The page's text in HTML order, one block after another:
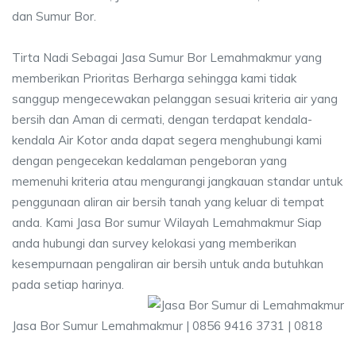
dan Sumur Bor.
Tirta Nadi Sebagai Jasa Sumur Bor Lemahmakmur yang
memberikan Prioritas Berharga sehingga kami tidak
sanggup mengecewakan pelanggan sesuai kriteria air yang
bersih dan Aman di cermati, dengan terdapat kendala-
kendala Air Kotor anda dapat segera menghubungi kami
dengan pengecekan kedalaman pengeboran yang
memenuhi kriteria atau mengurangi jangkauan standar untuk
penggunaan aliran air bersih tanah yang keluar di tempat
anda. Kami Jasa Bor sumur Wilayah Lemahmakmur Siap
anda hubungi dan survey kelokasi yang memberikan
kesempurnaan pengaliran air bersih untuk anda butuhkan
pada setiap harinya.
Jasa Bor Sumur Lemahmakmur | 0856 9416 3731 | 0818